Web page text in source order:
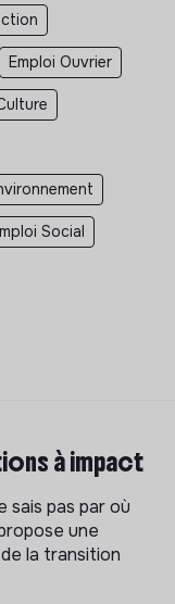
Emploi Ouvrier
Social
à impact
pas par où
une
la transition